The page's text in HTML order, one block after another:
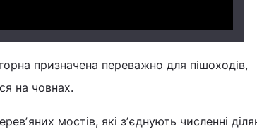
призначена переважно для пішоходів,
на човнах.
мостів, які зʼєднують численні